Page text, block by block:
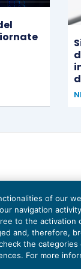
Capitale
of our
navigation
to the activation
and, therefore,
the
For more